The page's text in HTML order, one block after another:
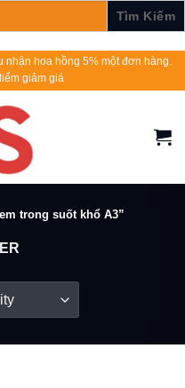
nhận hoa hồng 5% một đơn hàng.
giảm giá
trong suốt khổ A3”